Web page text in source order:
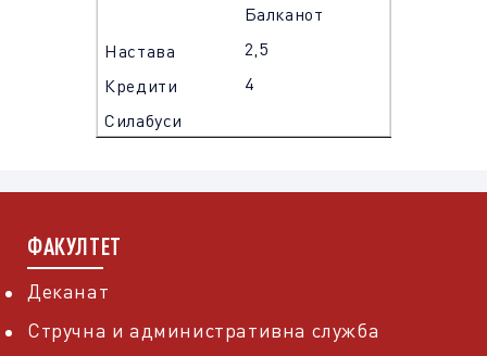
Балканот
2,5
4
ФАКУЛТЕТ
Деканат
Стручна и административна служба